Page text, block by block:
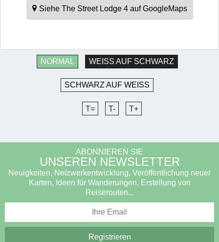
Siehe The Street Lodge 4 auf GoogleMaps
NORMAL WEISS AUF SCHWARZ
SCHWARZ AUF WEISS
T= T- T+
ABONNIEREN SIE
UNSEREN NEWSLETTER
Neuigkeiten, Netzwerkentwicklung, Veröffentlichung neuer
Karten, Ideen für Wanderungen, Erstellung von
Reiserouten...